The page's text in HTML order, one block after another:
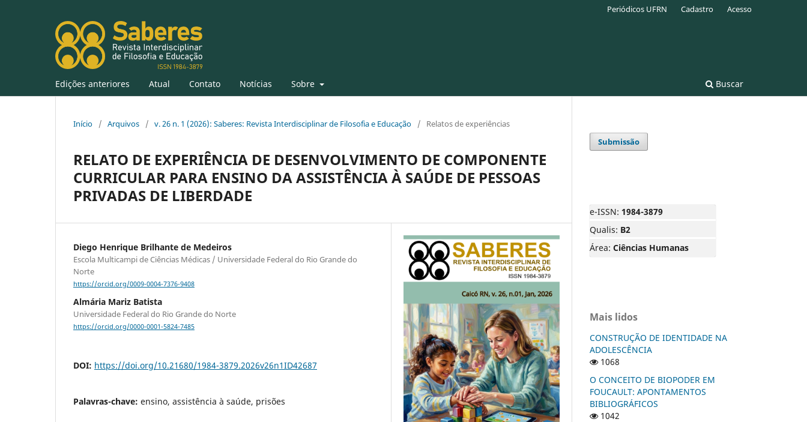
Edições anteriores Atual Contato Notícias Sobre Buscar
Periódicos UFRN Cadastro Acesso
Início / Arquivos / v. 26 n. 1 (2026): Saberes: Revista Interdisciplinar de Filosofia e Educação / Relatos de experiências
RELATO DE EXPERIÊNCIA DE DESENVOLVIMENTO DE COMPONENTE
CURRICULAR PARA ENSINO DA ASSISTÊNCIA À SAÚDE DE PESSOAS
PRIVADAS DE LIBERDADE
Diego Henrique Brilhante de Medeiros
Escola Multicampi de Ciências Médicas / Universidade Federal do Rio Grande do
Norte
https://orcid.org/0009-0004-7376-9408
Almária Mariz Batista
Universidade Federal do Rio Grande do Norte
https://orcid.org/0000-0001-5824-7485
DOI: https://doi.org/10.21680/1984-3879.2026v26n1ID42687
Palavras-chave: ensino, assistência à saúde, prisões
Submissão
e-ISSN: 1984-3879
Qualis: B2
Área: Ciências Humanas
Mais lidos
CONSTRUÇÃO DE IDENTIDADE NA
ADOLESCÊNCIA
1068
O CONCEITO DE BIOPODER EM
FOUCAULT: APONTAMENTOS
BIBLIOGRÁFICOS
1042